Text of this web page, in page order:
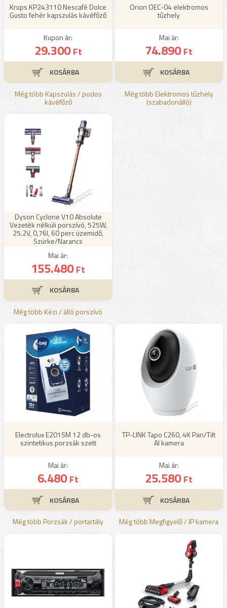
Krups KP243110 Nescafé Dolce
Gusto fehér kapszulás kávéfőző
Kupon ár:
29.300Ft
Még több Kapszulás / podos
kávéfőző
Orion OEC-04 elektromos
tűzhely
Mai ár:
74.890Ft
Még több Elektromos tűzhely
(szabadonálló)
Dyson Cyclone V10 Absolute
Vezeték nélküli porszívó, 525W,
25.2V, 0,76l, 60 perc üzemidő,
Szürke/Narancs
Mai ár:
155.480Ft
Még több Kézi / álló porszívó
Electrolux E201SM 12 db-os
szintetikus porzsák szett
Mai ár:
6.480Ft
Még több Porzsák / portartály
TP-LINK Tapo C260, 4K Pan/Tilt
AI kamera
Mai ár:
25.580Ft
Még több Megfigyelő / IP kamera